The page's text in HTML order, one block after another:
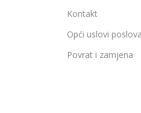
Kontakt
Opći uslovi
Povrat i zamjena